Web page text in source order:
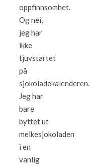
oppfinnsomhet.
Og nei,
jeg har
ikke
tjuvstartet
på
sjokoladekalenderen.
Jeg har
bare
byttet ut
melkesjokoladen
i en
vanlig